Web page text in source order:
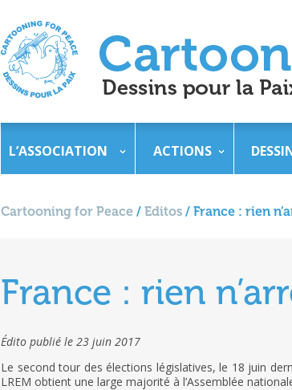
L’ASSOCIATION ACTIONS
Cartooning for Peace / Editos / France : rien
France : rien
Édito publié le 23 juin 2017
Le second tour des élections législatives, le 18 juin
LREM obtient une large majorité à l’Assemblée